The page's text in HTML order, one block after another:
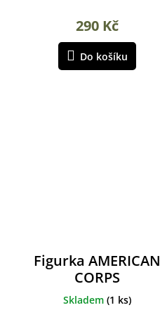
290 Kč
Do košíku
Figurka AMERICAN
CORPS
Skladem(1 ks)